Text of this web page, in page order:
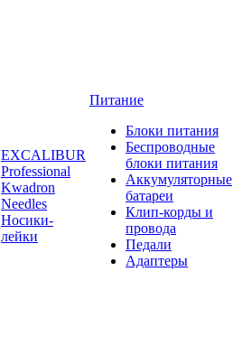
EXCALIBUR
Professional
Kwadron
Needles
Носики-
лейки
Питание
Блоки питания
Беспроводные
блоки питания
Аккумуляторные
батареи
Клип-корды и
провода
Педали
Адаптеры